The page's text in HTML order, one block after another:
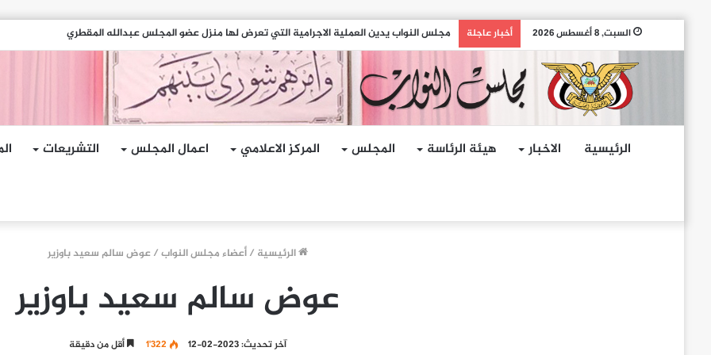
السبت, 8 أغسطس 2026 أخبار عاجلة مجلس النواب يدين الهجمات الإرهابية الحوثية التي استهدفت السفينة الهندية في البحر الأحمر
الرئيسية الاخبار هيئة الرئاسة المجلس المركز الاعلامي اعمال المجلس التشريعات
الرئيسية /أعضاء مجلس النواب/عوض سالم سعيد باوزير
عوض سالم سعيد باوزير
آخر تحديث: 2023-02-12 1٬322 أقل من دقيقة